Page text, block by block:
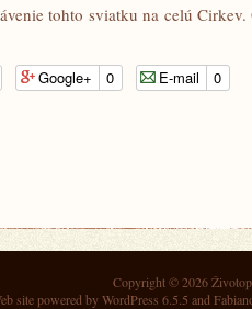
tohto sviatku na celú
Google+ 0 E-mail 0
Copyright © 2026
site powered byWordPress 6.5.5 and